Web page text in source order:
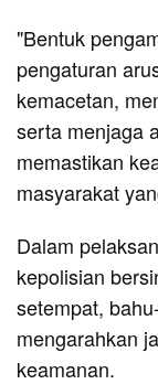
"Bentuk
pengaturan
kemacetan,
serta menjaga
memastikan
masyarakat
Dalam
kepolisian
setempat,
mengarahkan
keamanan.